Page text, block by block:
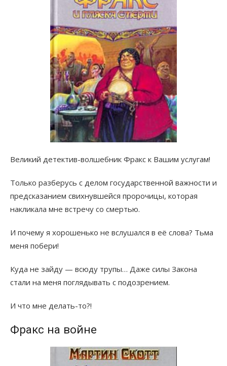
Великий детектив-волшебник Фракс к Вашим услугам!
Только разберусь с делом государственной важности и
предсказанием свихнувшейся пророчицы, которая
накликала мне встречу со смертью.
И почему я хорошенько не вслушался в её слова? Тьма
меня побери!
Куда не зайду — всюду трупы… Даже силы Закона
стали на меня поглядывать с подозрением.
И что мне делать-то?!
Фракс на войне